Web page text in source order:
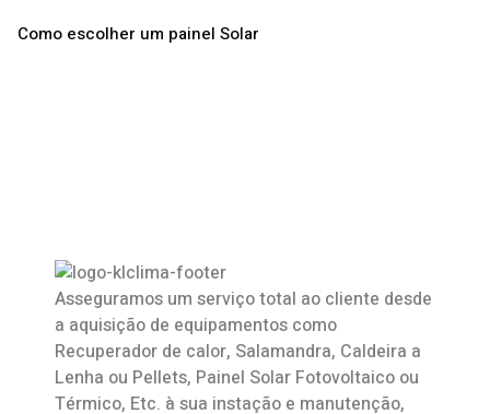
Como escolher um painel Solar
Asseguramos um serviço total ao cliente desde
a aquisição de equipamentos como
Recuperador de calor, Salamandra, Caldeira a
Lenha ou Pellets, Painel Solar Fotovoltaico ou
Térmico, Etc. à sua instação e manutenção,